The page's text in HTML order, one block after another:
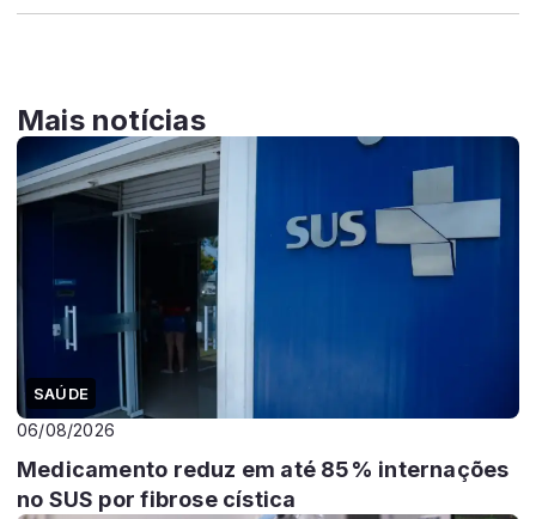
Mais notícias
SAÚDE
06/08/2026
Medicamento reduz em até 85% internações
no SUS por fibrose cística